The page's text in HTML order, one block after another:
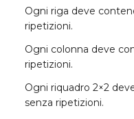
Ogni riga deve
ripetizioni.
Ogni colonna deve
ripetizioni.
Ogni riquadro 2×2
senza ripetizioni.